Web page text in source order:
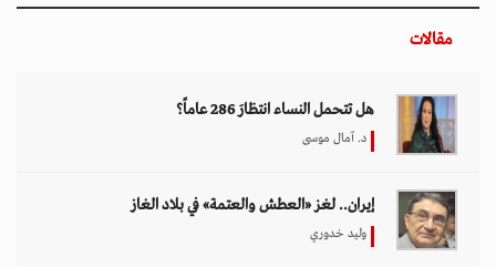
مقالات
هل تتحمل النساء انتظارَ 286 عاماً؟
د. آمال موسى
إيران.. لغز «العطش والعتمة» في بلاد الغاز
وليد خدوري